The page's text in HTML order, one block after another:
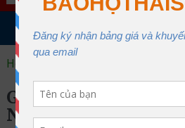
MENU
Home
GĂNG TAY CHỐNG
NITRILE.